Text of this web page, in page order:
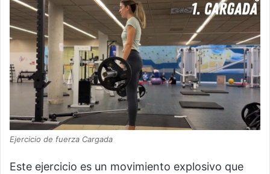
Ejercicio de fuerza Cargada
Este ejercicio es un movimiento explosivo que